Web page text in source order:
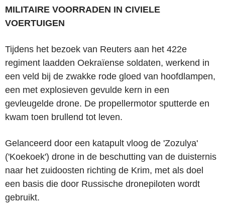
MILITAIRE VOORRADEN IN CIVIELE
VOERTUIGEN
Tijdens het bezoek van Reuters aan het 422e
regiment laadden Oekraïense soldaten, werkend in
een veld bij de zwakke rode gloed van hoofdlampen,
een met explosieven gevulde kern in een
gevleugelde drone. De propellermotor sputterde en
kwam toen brullend tot leven.
Gelanceerd door een katapult vloog de 'Zozulya'
('Koekoek') drone in de beschutting van de duisternis
naar het zuidoosten richting de Krim, met als doel
een basis die door Russische dronepiloten wordt
gebruikt.